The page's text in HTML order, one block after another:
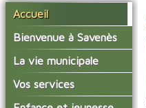
Accueil
Bienvenue à Savenès
Situer Savenès
Savenès en chiffre
L'histoire du village
La vie municipale
Vos élus
Les compte-rendus du
Vos services
La mairie